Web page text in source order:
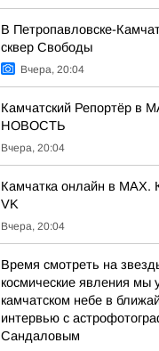
В Петропавловске-
сквер Свободы
Вчера, 20:04
Камчатский Репортёр в
НОВОСТЬ
Вчера, 20:04
Камчатка онлайн в MAX.
VK
Вчера, 20:04
Время смотреть на
космические явления мы
камчатском небе в
интервью с
Сандаловым